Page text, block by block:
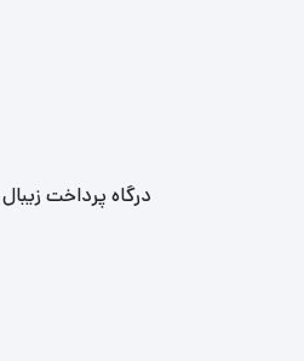
درگاه پرداخت